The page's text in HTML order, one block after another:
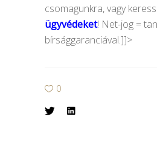
csomagunkra, vagy
ügyvédeket! Net-jog =
bírsággaranciával.]]>
0